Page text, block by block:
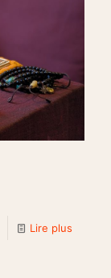
Lire plus